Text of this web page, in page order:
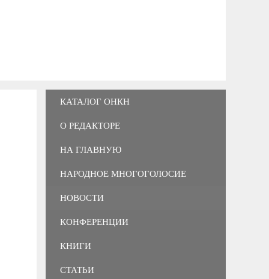
КАТАЛОГ ОНКН
О РЕДАКТОРЕ
НА ГЛАВНУЮ
НАРОДНОЕ МНОГОГОЛОСИЕ
НОВОСТИ
КОНФЕРЕНЦИИ
КНИГИ
СТАТЬИ